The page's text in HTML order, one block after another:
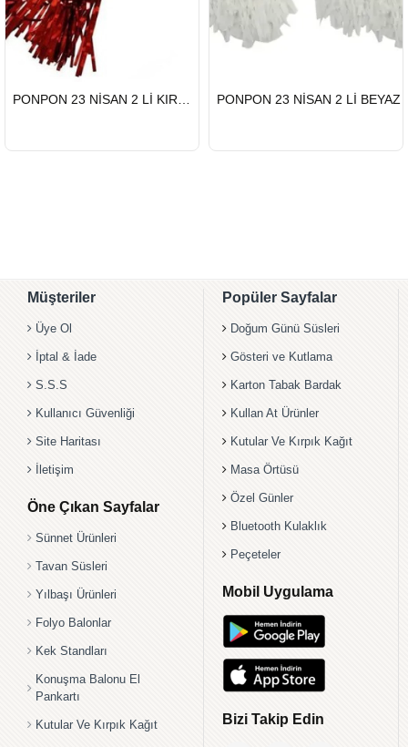
GÖNDERİ
GÖNDERİ
PONPON 23 NİSAN 2 Lİ BEYAZ
Müşteriler
Üye Ol
İptal & İade
S.S.S
Kullanıcı Güvenliği
Site Haritası
İletişim
Öne Çıkan Sayfalar
Sünnet Ürünleri
Tavan Süsleri
Yılbaşı Ürünleri
Folyo Balonlar
Kek Standları
Konuşma Balonu El
Pankartı
Kutular Ve Kırpık Kağıt
Popüler Sayfalar
Doğum Günü Süsleri
Gösteri ve Kutlama
Karton Tabak Bardak
Kullan At Ürünler
Kutular Ve Kırpık Kağıt
Masa Örtüsü
Özel Günler
Bluetooth Kulaklık
Peçeteler
Mobil Uygulama
Bizi Takip Edin